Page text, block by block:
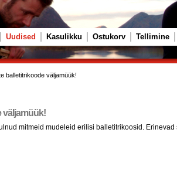
Uudised Kasulikku Ostukorv Tellimine
balletitrikoode väljamüük!
väljamüük!
mitmeid mudeleid erilisi balletitrikoosid.